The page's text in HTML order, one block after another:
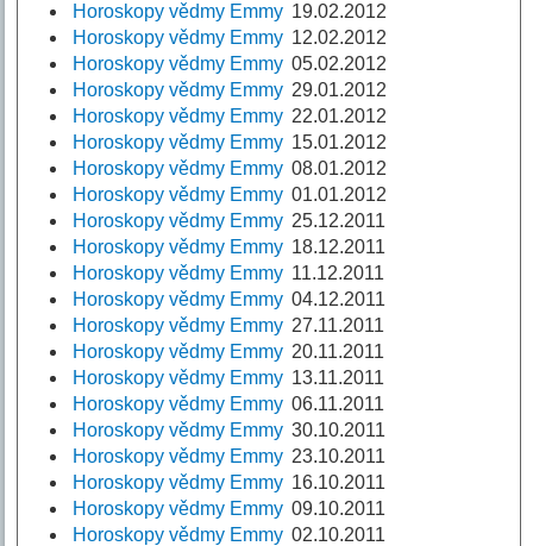
Horoskopy vědmy Emmy 19.02.2012
Horoskopy vědmy Emmy 12.02.2012
Horoskopy vědmy Emmy 05.02.2012
Horoskopy vědmy Emmy 29.01.2012
Horoskopy vědmy Emmy 22.01.2012
Horoskopy vědmy Emmy 15.01.2012
Horoskopy vědmy Emmy 08.01.2012
Horoskopy vědmy Emmy 01.01.2012
Horoskopy vědmy Emmy 25.12.2011
Horoskopy vědmy Emmy 18.12.2011
Horoskopy vědmy Emmy 11.12.2011
Horoskopy vědmy Emmy 04.12.2011
Horoskopy vědmy Emmy 27.11.2011
Horoskopy vědmy Emmy 20.11.2011
Horoskopy vědmy Emmy 13.11.2011
Horoskopy vědmy Emmy 06.11.2011
Horoskopy vědmy Emmy 30.10.2011
Horoskopy vědmy Emmy 23.10.2011
Horoskopy vědmy Emmy 16.10.2011
Horoskopy vědmy Emmy 09.10.2011
Horoskopy vědmy Emmy 02.10.2011